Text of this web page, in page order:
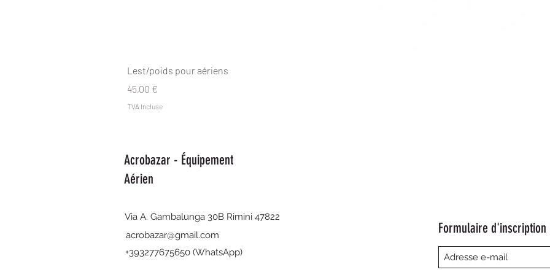
Lest/poids pour aériens
Prix
45,00 €
TVA Incluse
Acrobazar - Équipement
Aérien
Via A. Gambalunga 30B Rimini 47822
acrobazar@gmail.com
+393277675650 (WhatsApp)
Formulaire d'inscription